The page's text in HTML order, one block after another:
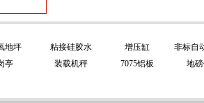
地坪 粘接硅胶水 增压缸
非标自
亭 装载机秤 7075铝板 地